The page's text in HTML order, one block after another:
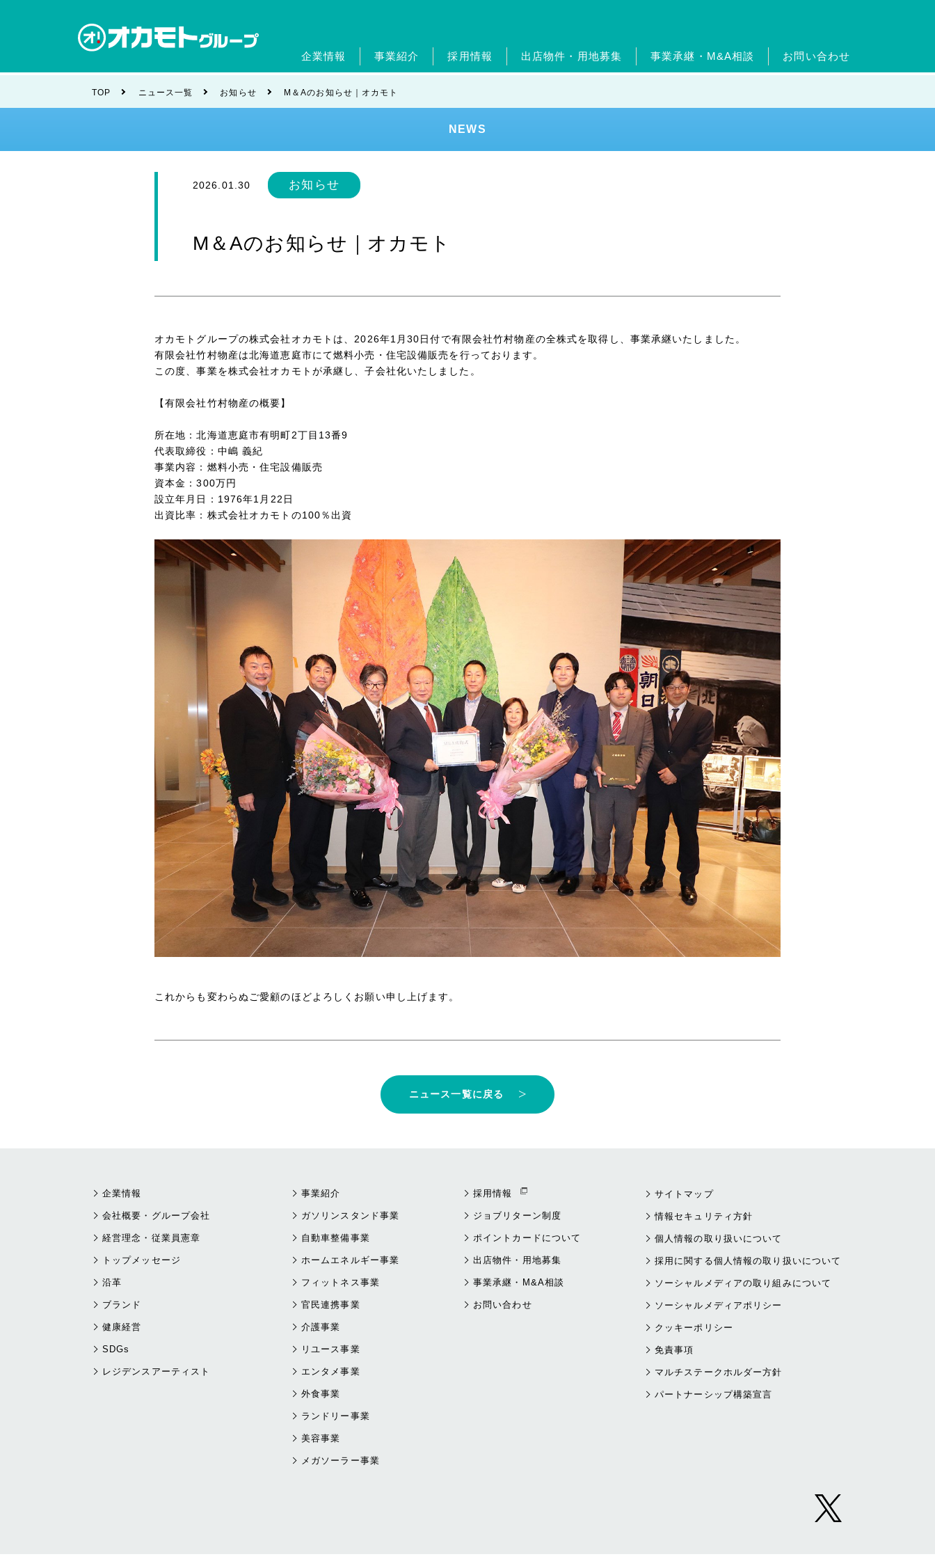
企業情報
会社概要・グループ会社
SDGs レジデンスアーティスト
事業紹介
ガソリンスタンド事業
採用情報 出店物件・用地募集 事業承継・M&A相談 お問い合わせ
TOP ニュース一覧 お知らせ M＆Aのお知らせ｜オカモト
NEWS
2026.01.30 お知らせ
M＆Aのお知らせ｜オカモト
オカモトグループの株式会社オカモトは、2026年1月30日付で有限会社竹村物産の全株式を取得し、事業承継いたしました。
有限会社竹村物産は北海道恵庭市にて燃料小売・住宅設備販売を行っております。
この度、事業を株式会社オカモトが承継し、子会社化いたしました。
【有限会社竹村物産の概要】
所在地：北海道恵庭市有明町2丁目13番9
代表取締役： 中嶋 義紀
事業内容： 燃料小売・住宅設備販売
資本金：300万円
設立年月日：1976年1月22日
出資比率：株式会社オカモトの100％出資
これからも変わらぬご愛顧のほどよろしくお願い申し上げます。
ニュース一覧に戻る
企業情報
会社概要・グループ会社
経営理念・従業員憲章
トップメッセージ
沿革
ブランド
健康経営
SDGs
レジデンスアーティスト
事業紹介
ガソリンスタンド事業
自動車整備事業
ホームエネルギー事業
フィットネス事業
官民連携事業
介護事業
リユース事業
エンタメ事業
外食事業
ランドリー事業
美容事業
メガソーラー事業
採用情報
ジョブリターン制度
ポイントカードについて
出店物件・用地募集
事業承継・M&A相談
お問い合わせ
サイトマップ
情報セキュリティ方針
個人情報の取り扱いについて
採用に関する個人情報の取り扱いについて
ソーシャルメディアの取り組みについて
ソーシャルメディアポリシー
クッキーポリシー
免責事項
マルチステークホルダー方針
パートナーシップ構築宣言